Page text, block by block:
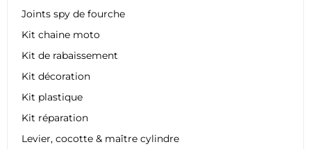
Joints spy de fourche
Kit chaine moto
Kit de rabaissement
Kit décoration
Kit plastique
Kit réparation
Levier, cocotte & maître cylindre